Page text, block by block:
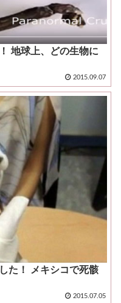
地球上、どの生物に
2015.09.07
た！ メキシコで死骸
2015.07.05